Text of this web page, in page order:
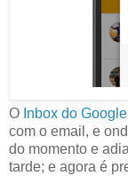
O Inbox do Google
com o email, e
do momento e
tarde; e agora é